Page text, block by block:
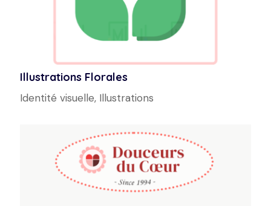
Illustrations Florales
Identité visuelle, Illustrations